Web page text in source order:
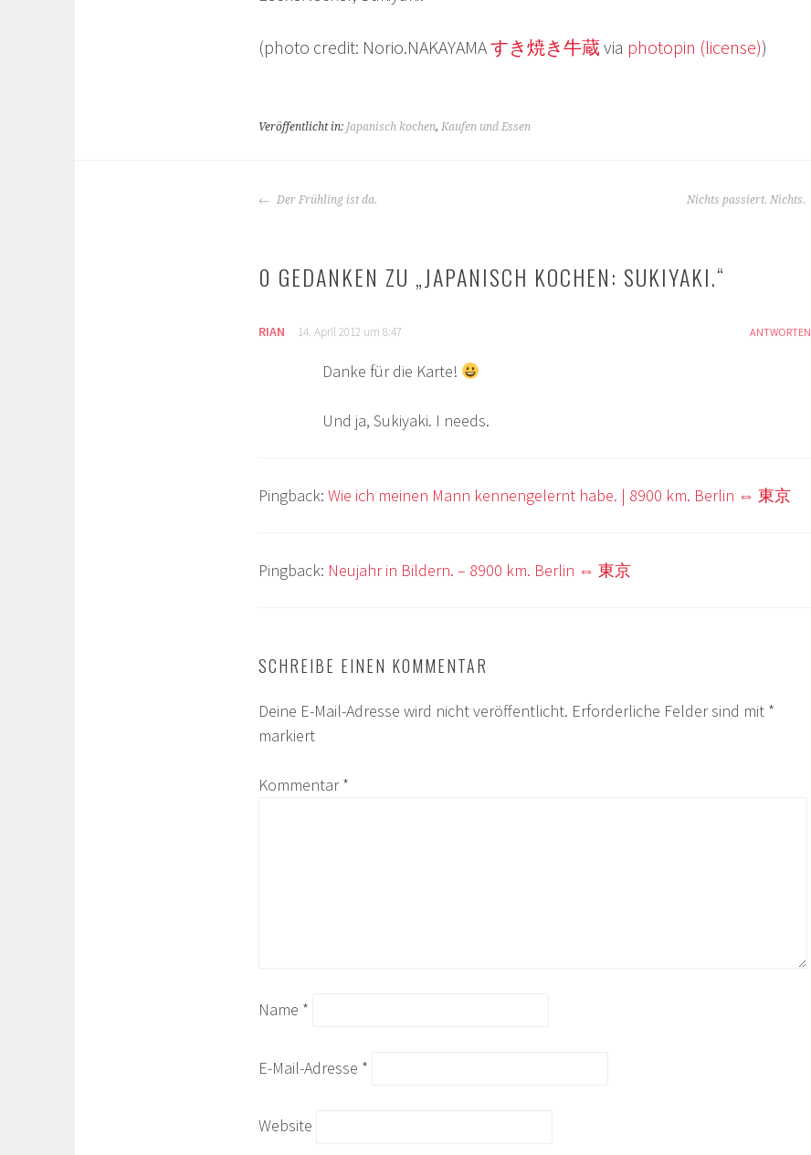
(photo credit: Norio.NAKAYAMAすき焼き牛蔵via photopin (license))
Veröffentlicht in: Japanisch kochen, Kaufen und Essen
BEITRAGS-
NAVIGATION
Der Frühling ist da. Nichts passiert. Nichts.
0 GEDANKEN ZU „JAPANISCH KOCHEN: SUKIYAKI.“
RIAN 14. April 2012 um 8:47 ANTWORTEN
Danke für die Karte!
Und ja, Sukiyaki. I needs.
Pingback: Wie ich meinen Mann kennengelernt habe. | 8900 km. Berlin ⇔ 東京
Pingback: Neujahr in Bildern. – 8900 km. Berlin ⇔ 東京
SCHREIBE EINEN KOMMENTAR
Deine E-Mail-Adresse wird nicht veröffentlicht. Erforderliche Felder sind mit *
markiert
Kommentar*
Name *
E-Mail-Adresse *
Website